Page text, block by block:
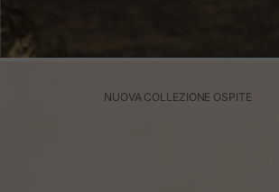
NUOVA COLLEZIONE OSPITE